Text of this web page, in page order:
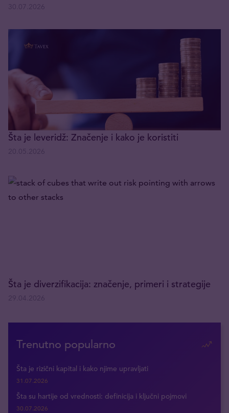
Šta je leveridž: Značenje i kako je koristiti
Šta je diverzifikacija: značenje, primeri i strategije
Trenutno popularno
Šta je rizični kapital i kako njime upravljati
31.07.2026
Šta su hartije od vrednosti: definicija i ključni pojmovi
30.07.2026